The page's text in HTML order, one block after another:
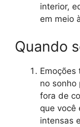
interior,
em meio
Quando
Emoções
no sonho
fora de
que você
intensas